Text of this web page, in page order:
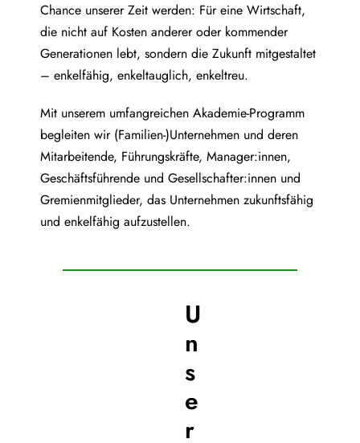
Chance unserer Zeit werden: Für eine Wirtschaft,
die nicht auf Kosten anderer oder kommender
Generationen lebt, sondern die Zukunft mitgestaltet
– enkelfähig, enkeltauglich, enkeltreu.
Mit unserem umfangreichen Akademie-Programm
begleiten wir (Familien-)Unternehmen und deren
Mitarbeitende, Führungskräfte, Manager:innen,
Geschäftsführende und Gesellschafter:innen und
Gremienmitglieder, das Unternehmen zukunftsfähig
und enkelfähig aufzustellen.
U
n
s
e
r